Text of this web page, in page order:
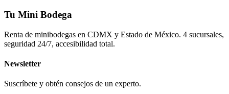
Tu Mini Bodega
Renta de minibodegas en CDMX y Estado de México. 4 sucursales,
seguridad 24/7, accesibilidad total.
Newsletter
Suscríbete y obtén consejos de un experto.